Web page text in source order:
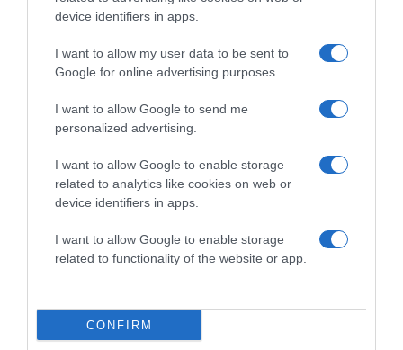
device identifiers in apps.
I want to allow my user data to be sent to
Google for online advertising purposes.
I want to allow Google to send me
personalized advertising.
I want to allow Google to enable storage
related to analytics like cookies on web or
device identifiers in apps.
I want to allow Google to enable storage
related to functionality of the website or app.
CONFIRM
Címkék: sztárok Jeff Bezos
Korábbi bejegyzések Következő bejegyzés
HASONLÓ BEJEGYZÉSEK